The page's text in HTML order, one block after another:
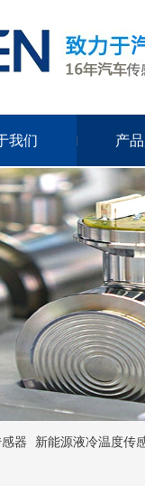
我们 产
器 新能源液冷温度传